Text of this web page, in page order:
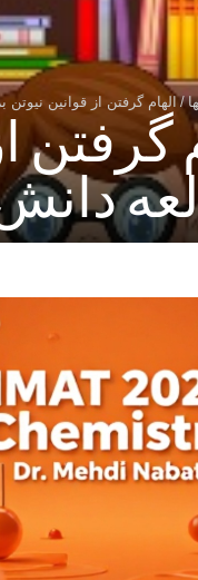
/ الهام گرفتن از قوانین
گرفتن